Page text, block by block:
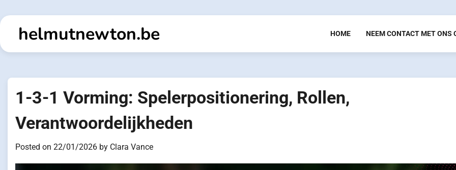
to
contenthelmutnewton.be HOME NEEM CONTACT MET ONS
1-3-1 Vorming: Spelerpositionering, Rollen,
Verantwoordelijkheden
Posted on 22/01/2026 by Clara Vance